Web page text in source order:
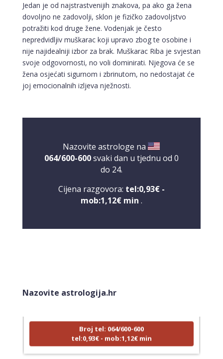
Jedan je od najstrastvenijih znakova, pa ako ga žena
dovoljno ne zadovolji, sklon je fizičko zadovoljstvo
potražiti kod druge žene. Vodenjak je često
nepredvidljiv muškarac koji upravo zbog te osobine i
nije najidealniji izbor za brak. Muškarac Riba je svjestan
svoje odgovornosti, no voli dominirati. Njegova će se
žena osjećati sigurnom i zbrinutom, no nedostajat će
joj emocionalnih izljeva nježnosti.
Nazovite astrologe na
064/600-600svaki dan u tjednu od 0
do 24.
Cijena razgovora: tel:0,93€ -
mob:1,12€ min .
Nazovite astrologija.hr
Tarot savjetnik je zauzet
Broj tel: 064/600-600
tel:0,93€ - mob:1,12€ min